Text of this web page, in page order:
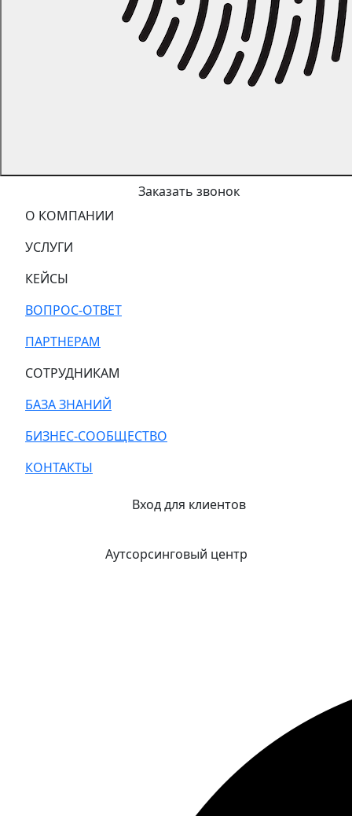
Заказать звонок
О КОМПАНИИ
УСЛУГИ
КЕЙСЫ
ВОПРОС-ОТВЕТ
ПАРТНЕРАМ
СОТРУДНИКАМ
БАЗА ЗНАНИЙ
БИЗНЕС-СООБЩЕСТВО
КОНТАКТЫ
Вход для клиентов
Аутсорсинговый центр